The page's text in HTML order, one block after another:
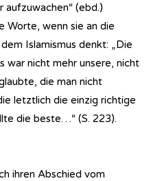
aufzuwachen“ (ebd.)
Worte, wenn sie an die
Islamismus denkt: „Die
war nicht mehr unsere, nicht
die man nicht
letztlich die einzig richtige
die beste…“ (S. 223).
ihren Abschied vom